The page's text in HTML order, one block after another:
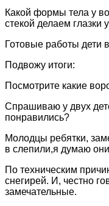
Какой формы тела у
стекой делаем глазки
Готовые работы дети
Подвожу итоги:
Посмотрите какие
Спрашиваю у двух
понравились?
Молодцы ребятки,
в слепили,я думаю
По техническим
снегирей. И, честно
замечательные.